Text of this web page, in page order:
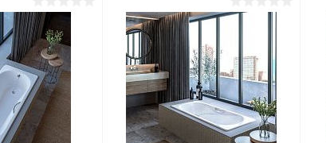
Сравнение
Недоступно
Подписаться
Купить в 1 клик Сравнение
В избранное Недоступно